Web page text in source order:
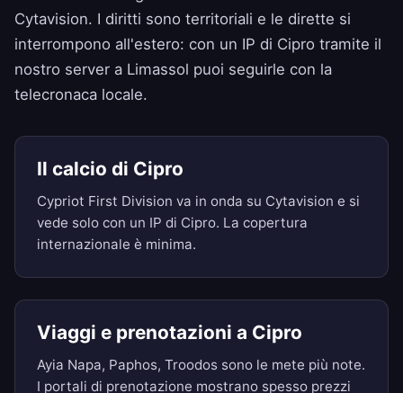
Cytavision. I diritti sono territoriali e le dirette si
interrompono all'estero: con un IP di Cipro tramite il
nostro server a Limassol puoi seguirle con la
telecronaca locale.
Il calcio di Cipro
Cypriot First Division va in onda su Cytavision e si
vede solo con un IP di Cipro. La copertura
internazionale è minima.
Viaggi e prenotazioni a Cipro
Ayia Napa, Paphos, Troodos sono le mete più note.
I portali di prenotazione mostrano spesso prezzi